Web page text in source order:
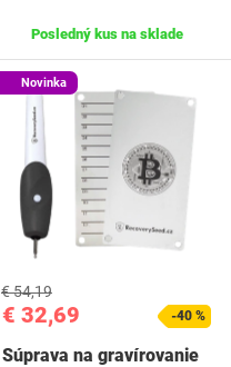
Posledný kus na sklade
Novinka
€ 32,69
€ 54,19
-40 %
Súprava na gravírovanie